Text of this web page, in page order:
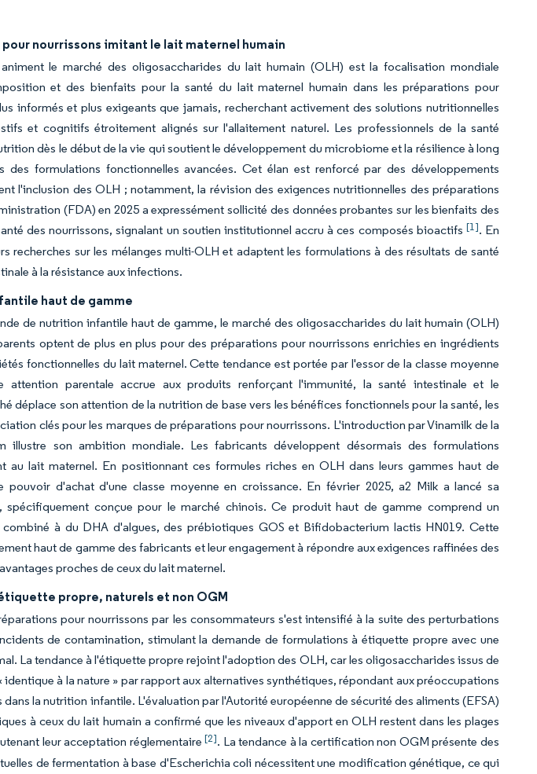
nourrissons imitant le lait maternel humain
le marché des oligosaccharides du lait humain (OLH) est la focalisation mondiale
et des bienfaits pour la santé du lait maternel humain dans les préparations pour
informés et plus exigeants que jamais, recherchant activement des solutions nutritionnelles
et cognitifs étroitement alignés sur l'allaitement naturel. Les professionnels de la santé
dès le début de la vie qui soutient le développement du microbiome et la résilience à long
formulations fonctionnelles avancées. Cet élan est renforcé par des développements
l'inclusion des OLH ; notamment, la révision des exigences nutritionnelles des préparations
(FDA) en 2025 a expressément sollicité des données probantes sur les bienfaits des
des nourrissons, signalant un soutien institutionnel accru à ces composés bioactifs [1]. En
recherches sur les mélanges multi-OLH et adaptent les formulations à des résultats de santé
à la résistance aux infections.
haut de gamme
de nutrition infantile haut de gamme, le marché des oligosaccharides du lait humain (OLH)
optent de plus en plus pour des préparations pour nourrissons enrichies en ingrédients
fonctionnelles du lait maternel. Cette tendance est portée par l'essor de la classe moyenne
attention parentale accrue aux produits renforçant l'immunité, la santé intestinale et le
déplace son attention de la nutrition de base vers les bénéfices fonctionnels pour la santé, les
clés pour les marques de préparations pour nourrissons. L'introduction par Vinamilk de la
son ambition mondiale. Les fabricants développent désormais des formulations
au lait maternel. En positionnant ces formules riches en OLH dans leurs gammes haut de
pouvoir d'achat d'une classe moyenne en croissance. En février 2025, a2 Milk a lancé sa
spécifiquement conçue pour le marché chinois. Ce produit haut de gamme comprend un
combiné à du DHA d'algues, des prébiotiques GOS et Bifidobacterium lactis HN019. Cette
haut de gamme des fabricants et leur engagement à répondre aux exigences raffinées des
proches de ceux du lait maternel.
propre, naturels et non OGM
pour nourrissons par les consommateurs s'est intensifié à la suite des perturbations
de contamination, stimulant la demande de formulations à étiquette propre avec une
La tendance à l'étiquette propre rejoint l'adoption des OLH, car les oligosaccharides issus de
à la nature » par rapport aux alternatives synthétiques, répondant aux préoccupations
la nutrition infantile. L'évaluation par l'Autorité européenne de sécurité des aliments (EFSA)
à ceux du lait humain a confirmé que les niveaux d'apport en OLH restent dans les plages
leur acceptation réglementaire[2]. La tendance à la certification non OGM présente des
de fermentation à base d'Escherichia coli nécessitent une modification génétique, ce qui